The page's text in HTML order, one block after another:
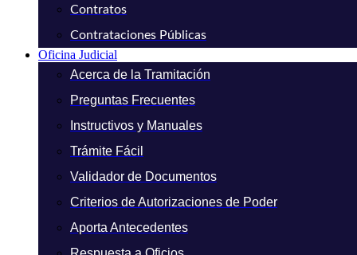
Contratos
Contrataciones Públicas
Oficina Judicial
Acerca de la Tramitación
Preguntas Frecuentes
Instructivos y Manuales
Trámite Fácil
Validador de Documentos
Criterios de Autorizaciones de Poder
Aporta Antecedentes